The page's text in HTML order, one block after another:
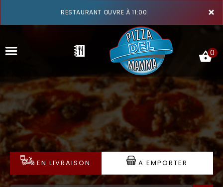
×
RESTAURANT OUVRE À 11:00
ACCUEIL
LA CARTE
VOTRE COMPTE
NOTRE RESTAURANT
0
EN LIVRAISON A EMPORTER